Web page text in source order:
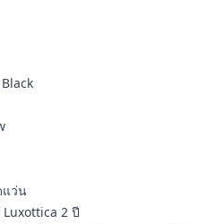
แว่น
2 ปี